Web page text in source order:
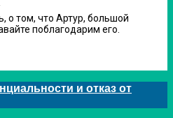
о том, что Артур, большой
поблагодарим его.
и отказ от